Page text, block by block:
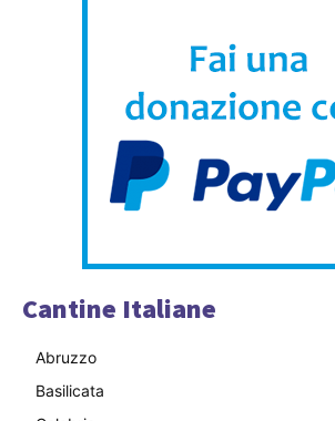
Cantine Italiane
Abruzzo
Basilicata